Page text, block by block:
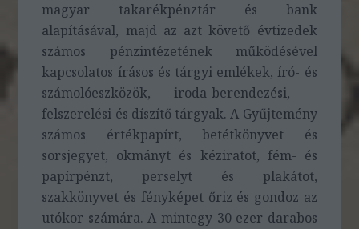
magyar takarékpénztár és bank
alapításával, majd az azt követő évtizedek
számos pénzintézetének működésével
kapcsolatos írásos és tárgyi emlékek, író- és
számolóeszközök, iroda-berendezési, -
felszerelési és díszítő tárgyak. A Gyűjtemény
számos értékpapírt, betétkönyvet és
sorsjegyet, okmányt és kéziratot, fém- és
papírpénzt, perselyt és plakátot,
szakkönyvet és fényképet őriz és gondoz az
utókor számára. A mintegy 30 ezer darabos